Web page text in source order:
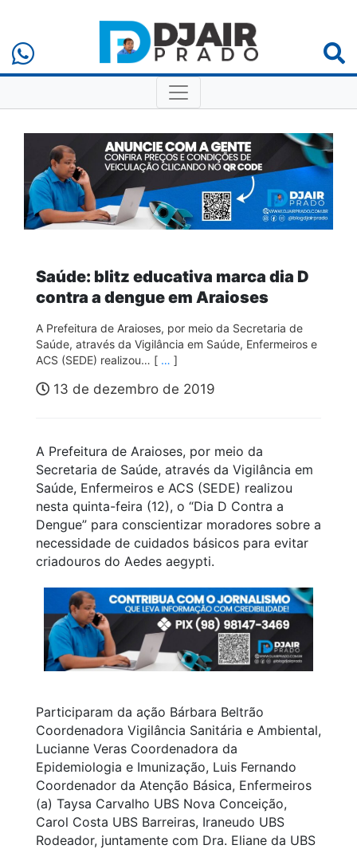
Saúde: blitz educativa marca dia D
contra a dengue em Araioses
A Prefeitura de Araioses, por meio da Secretaria de
Saúde, através da Vigilância em Saúde, Enfermeiros e
ACS (SEDE) realizou… [ … ]
13 de dezembro de 2019
A Prefeitura de Araioses, por meio da
Secretaria de Saúde, através da Vigilância em
Saúde, Enfermeiros e ACS (SEDE) realizou
nesta quinta-feira (12), o “Dia D Contra a
Dengue” para conscientizar moradores sobre a
necessidade de cuidados básicos para evitar
criadouros do Aedes aegypti.
Participaram da ação Bárbara Beltrão
Coordenadora Vigilância Sanitária e Ambiental,
Lucianne Veras Coordenadora da
Epidemiologia e Imunização, Luis Fernando
Coordenador da Atenção Básica, Enfermeiros
(a) Taysa Carvalho UBS Nova Conceição,
Carol Costa UBS Barreiras, Iraneudo UBS
Rodeador, juntamente com Dra. Eliane da UBS